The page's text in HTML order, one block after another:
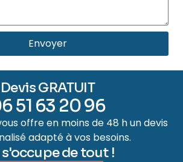
Envoyer
Devis GRATUIT
51 63 20 96
offre en moins de 48 h un devis
adapté à vos besoins.
s'occupe de tout !